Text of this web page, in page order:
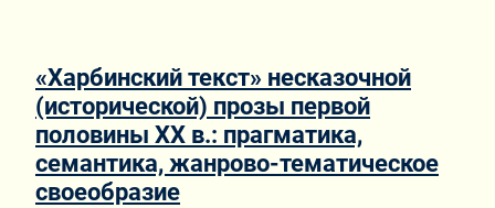
«Харбинский текст» несказочной
(исторической) прозы первой
половины XX в.: прагматика,
семантика, жанрово-тематическое
своеобразие